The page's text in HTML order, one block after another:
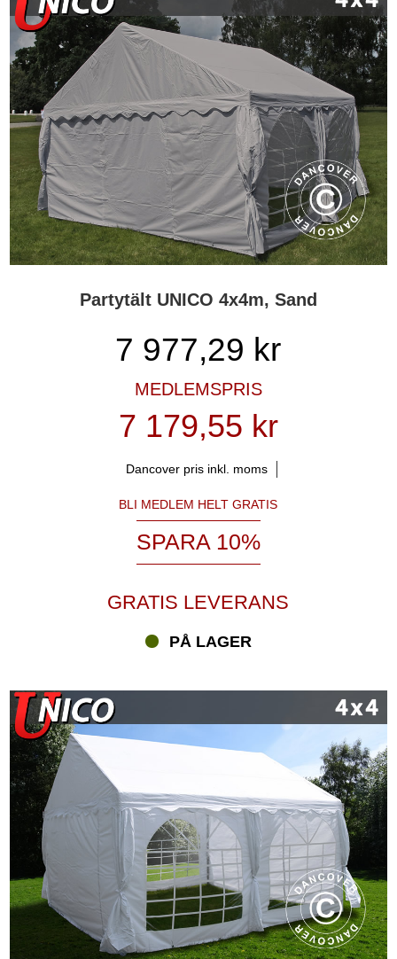
Partytält UNICO 4x4m, Sand
7 977,29 kr
MEDLEMSPRIS
7 179,55 kr
Dancover pris inkl. moms
BLI MEDLEM HELT GRATIS
SPARA 10%
GRATIS LEVERANS
PÅ LAGER